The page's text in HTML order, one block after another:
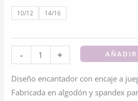
$8.380.
10/12 14/16
-
Pantaleta
Infantil
De
Algodón
+ AÑADIR
Diseño encantador con encaje a
Fabricada en algodón y spandex